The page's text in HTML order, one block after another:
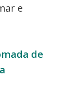
e
de